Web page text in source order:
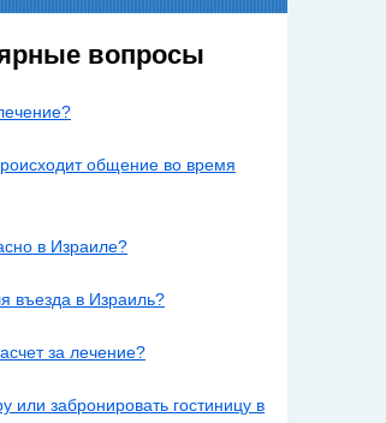
вопросы
общение во время
в Израиле?
въезда в Израиль?
за лечение?
или забронировать гостиницу в